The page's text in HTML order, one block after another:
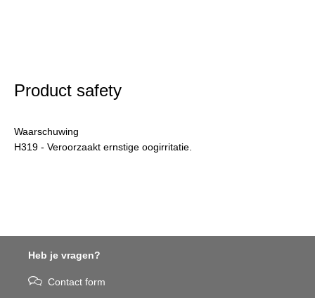
Product safety
Waarschuwing
H319 - Veroorzaakt ernstige oogirritatie.
Heb je vragen?
Contact form